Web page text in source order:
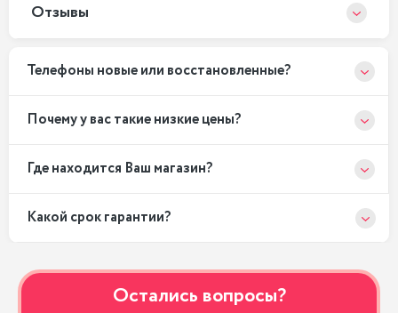
Отзывы
Телефоны новые или восстановленные?
Почему у вас такие низкие цены?
Где находится Ваш магазин?
Какой срок гарантии?
Остались вопросы?